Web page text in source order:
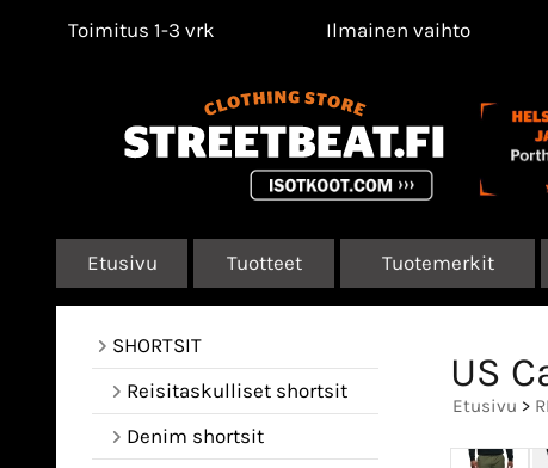
Toimitus 1-3 vrk Ilmainen vaihto
Etusivu Tuotteet Tuotemerkit
SHORTSIT
Reisitaskulliset shortsit
Denim shortsit
US
Etusivu >